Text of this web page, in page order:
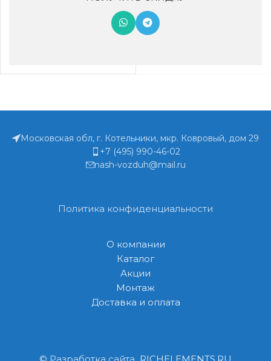
Сплит-система Royal
Московская обл, г. Котельники, мкр. Ковровый, дом 29
+7 (495) 990-46-02
nash-vozduh@mail.ru
Политика конфиденциальности
О компании
Каталог
Акции
Монтаж
Доставка и оплата